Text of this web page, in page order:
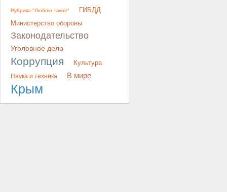
Рубрика "Люблю такое"
ГИБДД
Министерство обороны
Законодательство
Уголовное дело
Коррупция Культура
Наука и техника В мире
Крым